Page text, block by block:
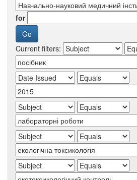
for
Current filters: